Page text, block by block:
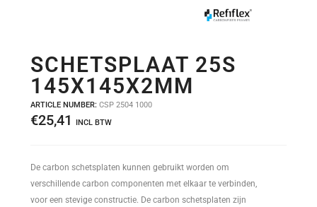
SCHETSPLAAT 25S
145X145X2MM
ARTICLE NUMBER: CSP 2504 1000
€25,41 INCL BTW
De carbon schetsplaten kunnen gebruikt worden om
verschillende carbon componenten met elkaar te verbinden,
voor een stevige constructie. De carbon schetsplaten zijn